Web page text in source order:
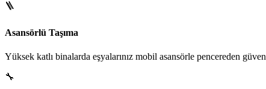
🪜
Asansörlü Taşıma
Yüksek katlı binalarda eşyalarınız mobil asansörle pencereden
🔧